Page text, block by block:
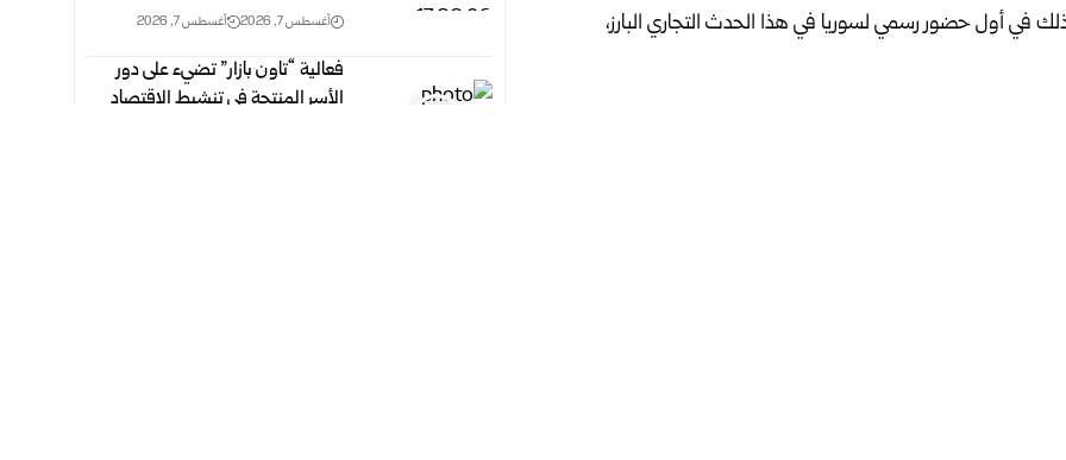
في أول حضور رسمي لسوريا في هذا الحدث التجاري البارز،
أغسطس 7, 2026 أغسطس 7, 2026
فعالية “تاون بازار” تضيء على دور
الأسر المنتجة في تنشيط الاقتصاد